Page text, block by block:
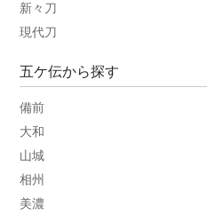
新々刀
現代刀
五ケ伝から探す
備前
大和
山城
相州
美濃